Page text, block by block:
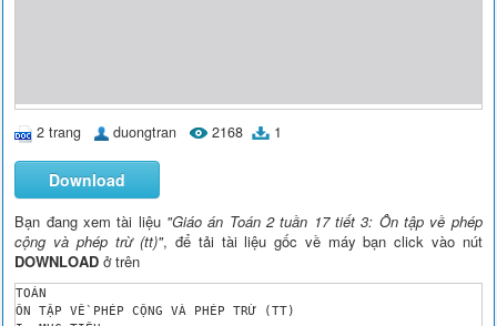
2 trang duongtran 2168 1
Download
Bạn đang xem tài liệu "Giáo án Toán 2 tuần 17 tiết 3: Ôn tập về phép
cộng và phép trừ (tt)", để tải tài liệu gốc về máy bạn click vào nút
DOWNLOAD ở trên
TOÁN
ÔN TẬP VỀ PHÉP CỘNG VÀ PHÉP TRỪ (TT)